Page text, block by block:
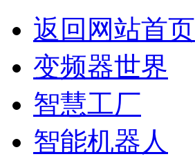
返回网站首页
变频器世界
智慧工厂
智能机器人